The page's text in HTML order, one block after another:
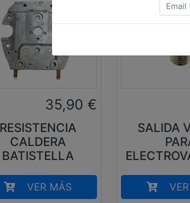
35,90 €
RESISTENCIA
CALDERA
BATISTELLA
VER MÁS
SALIDA